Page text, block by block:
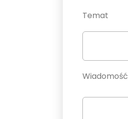
Temat
Wiadomość